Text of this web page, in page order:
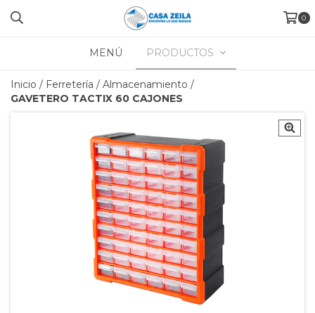
0
MENÚ PRODUCTOS
Inicio / Ferretería / Almacenamiento /
GAVETERO TACTIX 60 CAJONES